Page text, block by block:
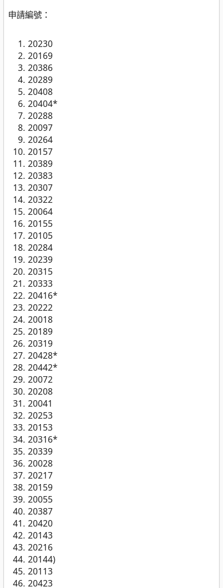
申請編號：
20230
20169
20386
20289
20408
20404*
20288
20097
20264
20157
20389
20383
20307
20322
20064
20155
20105
20284
20239
20315
20333
20416*
20222
20018
20189
20319
20428*
20442*
20072
20208
20041
20253
20153
20316*
20339
20028
20217
20159
20055
20387
20420
20143
20216
20144)
20113
20423